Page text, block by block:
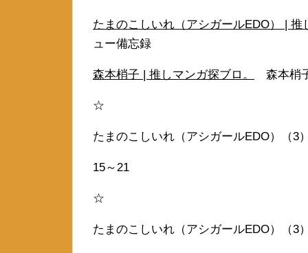
たまのこしいれ（アシガールEDO） | 推
ュー備忘録
森本梢子 | 推しマンガ探ブロ。 森本梢
☆
たまのこしいれ（アシガールEDO）（
15～21
☆
たまのこしいれ（アシガールEDO）（